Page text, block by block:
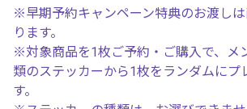
※早期予約キャンペーン特典のお渡し
ります。
※対象商品を1枚ご予約・ご購入で、メ
類のステッカーから1枚をランダムにプ
す。